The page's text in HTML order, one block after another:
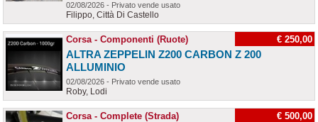
02/08/2026 - Privato vende usato
Filippo, Città Di Castello
Corsa - Componenti (Ruote) € 250,00
ALTRA ZEPPELIN Z200 CARBON Z 200
ALLUMINIO
02/08/2026 - Privato vende usato
Roby, Lodi
Corsa - Complete (Strada) € 500,00